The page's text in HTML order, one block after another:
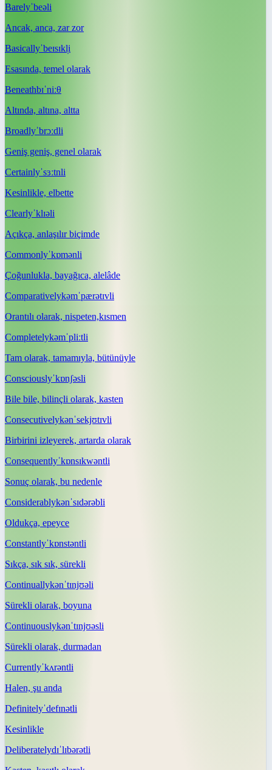
Barelyˈbeəli
Ancak, anca, zar zor
Basicallyˈbeɪsɪkl̩i
Esasında, temel olarak
Beneathbɪˈniːθ
Altında, altına, altta
Broadlyˈbrɔːdli
Geniş geniş, genel olarak
Certainlyˈsɜːtnli
Kesinlikle, elbette
Clearlyˈklɪəli
Açıkça, anlaşılır biçimde
Commonlyˈkɒmənli
Çoğunlukla, bayağıca, alelâde
Comparativelykəmˈpærətɪvli
Orantılı olarak, nispeten,kısmen
Completelykəmˈpliːtli
Tam olarak, tamamıyla, bütünüyle
Consciouslyˈkɒnʃəsli
Bile bile, bilinçli olarak, kasten
Consecutivelykənˈsekjʊtɪvli
Birbirini izleyerek, artarda olarak
Consequentlyˈkɒnsɪkwəntli
Sonuç olarak, bu nedenle
Considerablykənˈsɪdərəbli
Oldukça, epeyce
Constantlyˈkɒnstəntli
Sıkça, sık sık, sürekli
Continuallykənˈtɪnjʊəli
Sürekli olarak, boyuna
Continuouslykənˈtɪnjʊəsli
Sürekli olarak, durmadan
Currentlyˈkʌrəntli
Halen, şu anda
Definitelyˈdefɪnətli
Kesinlikle
Deliberatelydɪˈlɪbərətli